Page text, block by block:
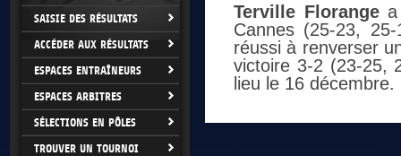
SAISIE DES RÉSULTATS
ACCÉDER AUX RÉSULTATS
ESPACES ENTRAÎNEURS
ESPACES ARBITRES
SÉLECTIONS EN PÔLES
TROUVER UN TOURNOI
Terville Florangea
Cannes (25-23,
réussi à renverser
victoire 3-2 (23-25,
lieu le 16 décembre.